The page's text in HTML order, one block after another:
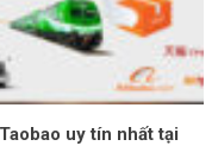
uy tín nhất tại